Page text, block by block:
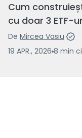
Cum
cu doar 3 ETF-
De Mircea Vasiu
19 APR., 2026 8 min